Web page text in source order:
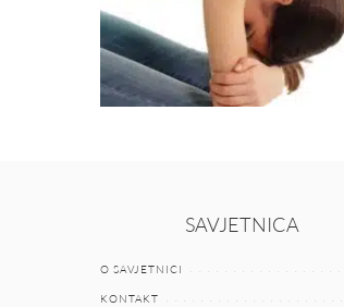
SAVJETNICA
O SAVJETNICI
KONTAKT